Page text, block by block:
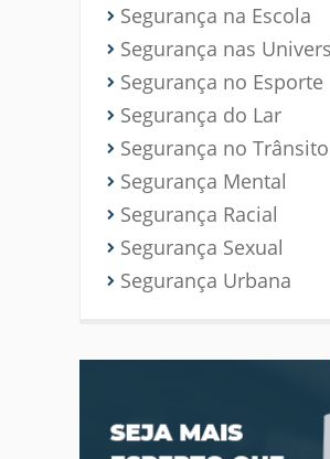
Segurança na Escola
Segurança nas
Segurança no Esporte
Segurança do Lar
Segurança no Trânsito
Segurança Mental
Segurança Racial
Segurança Sexual
Segurança Urbana